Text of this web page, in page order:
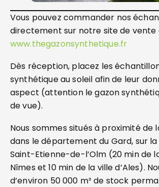
Vous pouvez commander nos
directement sur notre site de vente
www.thegazonsynthetique.fr
Dès réception, placez les
synthétique au soleil afin de leur
aspect (attention le gazon
de vue).
Nous sommes situés à proximité de
dans le département du Gard, sur
Saint-Etienne-de-l’Olm (20 min de
Nîmes et 10 min de la ville d’Ales).
d’environ 50 000 m² de stock